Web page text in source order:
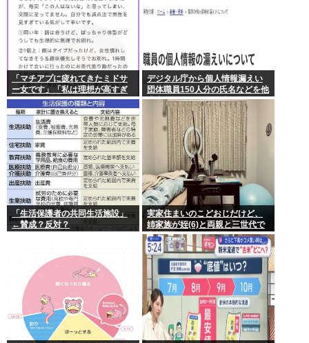
「マチアプに疲れてきたミドサ
ー女です」「私は理想が高すぎ
るのでしょうか」
デジタル庁から個人情報漏えい
団体職員150人分の氏名などを他
省庁へ誤送付、第三者に転送な
「生活保護者の共同生活施設」
←賛成？反対？
実家住まいのこどおじだけど、
姉家族が姪(6)と両親と三世代で
家族旅行に行くらしいから俺も
一緒に連れていってもらっても
いいよね？